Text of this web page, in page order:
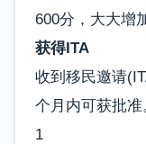
600分，大大增
获得ITA
收到移民邀请
个月内可获批准
1